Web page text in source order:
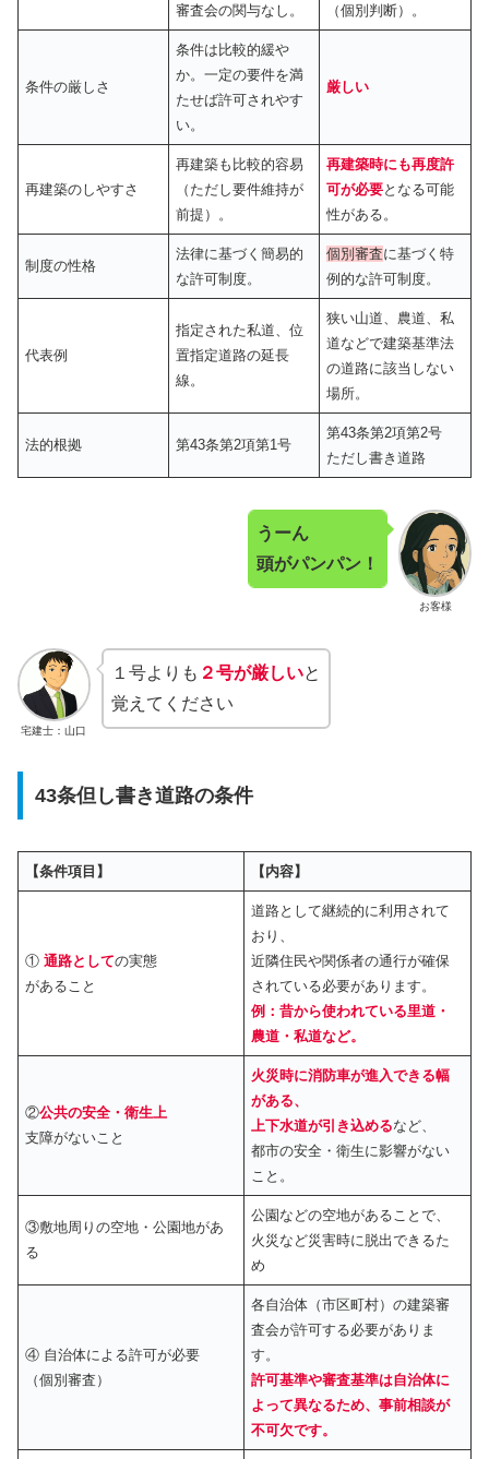
審査会の関与なし。
（個別判断）。
条件の厳しさ
条件は比較的緩や
か。一定の要件を満
たせば許可されやす
い。
厳しい
再建築のしやすさ
再建築も比較的容易
（ただし要件維持が
前提）。
再建築時にも再度許
可が必要となる可能
性がある。
制度の性格
法律に基づく簡易的
な許可制度。
個別審査に基づく特
例的な許可制度。
代表例
指定された私道、位
置指定道路の延長
線。
狭い山道、農道、私
道などで建築基準法
の道路に該当しない
場所。
法的根拠 第43条第2項第1号
第43条第2項第2号
ただし書き道路
お客様
うーん
頭がパンパン！
宅建士：山口
１号よりも ２号が厳しいと
覚えてください
43条但し書き道路の条件
【条件項目】 【内容】
①通路としての実態
があること
道路として継続的に利用されて
おり、
近隣住民や関係者の通行が確保
されている必要があります。
例：昔から使われている里道・
農道・私道など。
②公共の安全・衛生上
支障がないこと
火災時に消防車が進入できる幅
がある、
上下水道が引き込めるなど、
都市の安全・衛生に影響がない
こと。
③敷地周りの空地・公園地があ
る
公園などの空地があることで、
火災など災害時に脱出できるた
め
④ 自治体による許可が必要
（個別審査）
各自治体（市区町村）の建築審
査会が許可する必要がありま
す。
許可基準や審査基準は自治体に
よって異なるため、事前相談が
不可欠です。